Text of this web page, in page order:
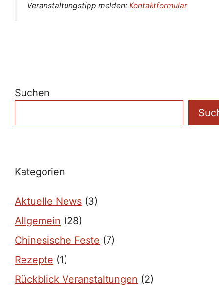
Veranstaltungstipp melden: Kontaktformular
Suchen
Kategorien
Aktuelle News (3)
Allgemein (28)
Chinesische Feste (7)
Rezepte (1)
Rückblick Veranstaltungen (2)